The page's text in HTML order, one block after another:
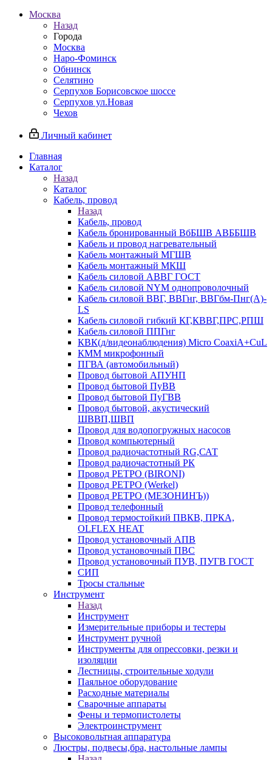
Москва
Назад
Города
Москва
Наро-Фоминск
Обнинск
Селятино
Серпухов Борисовское шоссе
Серпухов ул.Новая
Чехов
Личный кабинет
Главная
Каталог
Назад
Каталог
Кабель, провод
Назад
Кабель, провод
Кабель бронированный ВбБШВ АВББШВ
Кабель и провод нагревательный
Кабель монтажный МГШВ
Кабель монтажный МКШ
Кабель силовой АВВГ ГОСТ
Кабель силовой NYM однопроволочный
Кабель силовой ВВГ, ВВГнг, ВВГбм-Пнг(А)-
LS
Кабель силовой гибкий КГ,КВВГ,ПРС,РПШ
Кабель силовой ППГнг
КВК(д/видеонаблюдения) Micro CoaxiA+CuL
КММ микрофонный
ПГВА (автомобильный)
Провод бытовой АПУНП
Провод бытовой ПуВВ
Провод бытовой ПуГВВ
Провод бытовой, акустический
ШВВП,ШВП
Провод для водопогружных насосов
Провод компьютерный
Провод радиочастотный RG,САТ
Провод радиочастотный РК
Провод РЕТРО (BIRONI)
Провод РЕТРО (Werkel)
Провод РЕТРО (МЕЗОНИНЪ))
Провод телефонный
Провод термостойкий ПВКВ, ПРКА,
OLFLEX HEAT
Провод установочный АПВ
Провод установочный ПВС
Провод установочный ПУВ, ПУГВ ГОСТ
СИП
Тросы стальные
Инструмент
Назад
Инструмент
Измерительные приборы и тестеры
Инструмент ручной
Инструменты для опрессовки, резки и
изоляции
Лестницы, строительные ходули
Паяльное оборудование
Расходные материалы
Сварочные аппараты
Фены и термопистолеты
Электроинструмент
Высоковольтная аппаратура
Люстры, подвесы,бра, настольные лампы